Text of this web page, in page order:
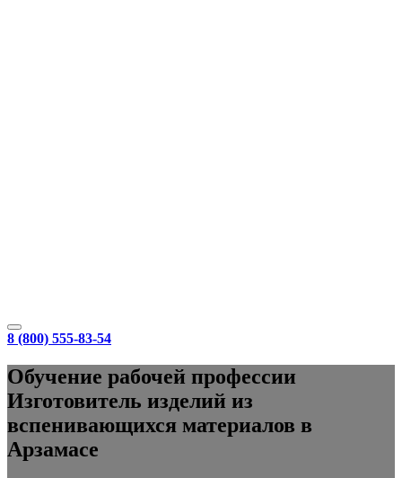
8 (800) 555-83-54
Обучение рабочей профессии
Изготовитель изделий из
вспенивающихся материалов в
Арзамасе